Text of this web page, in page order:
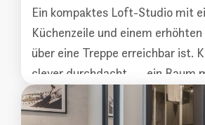
Ein kompaktes Loft-Studio mit
Küchenzeile und einem
über eine Treppe erreichbar ist.
clever durchdacht — ein Raum
Charakter. Vollständig